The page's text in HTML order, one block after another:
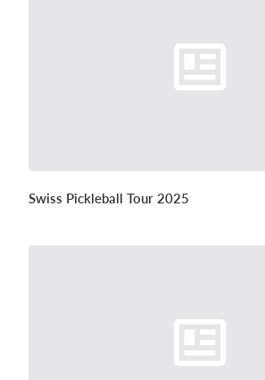
Swiss Pickleball Tour 2025